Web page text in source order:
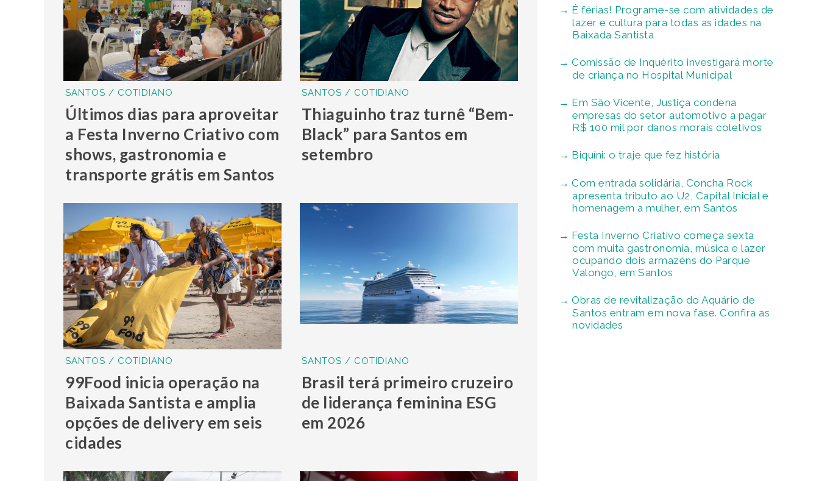
SANTOS / COTIDIANO
Últimos dias para aproveitar
a Festa Inverno Criativo com
shows, gastronomia e
transporte grátis em Santos
SANTOS / COTIDIANO
Thiaguinho traz turnê “Bem-
Black” para Santos em
setembro
SANTOS / COTIDIANO
99Food inicia operação na
Baixada Santista e amplia
opções de delivery em seis
cidades
SANTOS / COTIDIANO
Brasil terá primeiro cruzeiro
de liderança feminina ESG
em 2026
É férias! Programe-se com atividades de
lazer e cultura para todas as idades na
Baixada Santista
Comissão de Inquérito investigará morte
de criança no Hospital Municipal
Em São Vicente, Justiça condena
empresas do setor automotivo a pagar
R$ 100 mil por danos morais coletivos
Biquíni: o traje que fez história
Com entrada solidária, Concha Rock
apresenta tributo ao U2, Capital Inicial e
homenagem a mulher, em Santos
Festa Inverno Criativo começa sexta
com muita gastronomia, música e lazer
ocupando dois armazéns do Parque
Valongo, em Santos
Obras de revitalização do Aquário de
Santos entram em nova fase. Confira as
novidades